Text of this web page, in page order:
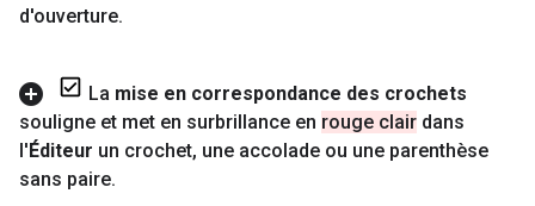
d'ouverture.
La mise en correspondance des crochets
souligne et met en surbrillance en rouge clair dans
l'Éditeur un crochet, une accolade ou une parenthèse
sans paire.